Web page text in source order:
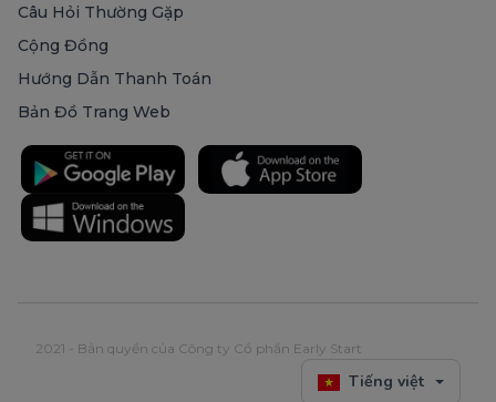
Câu Hỏi Thường Gặp
Cộng Đồng
Hướng Dẫn Thanh Toán
Bản Đồ Trang Web
2021 - Bản quyền của Công ty Cổ phần Early Start
Tiếng việt